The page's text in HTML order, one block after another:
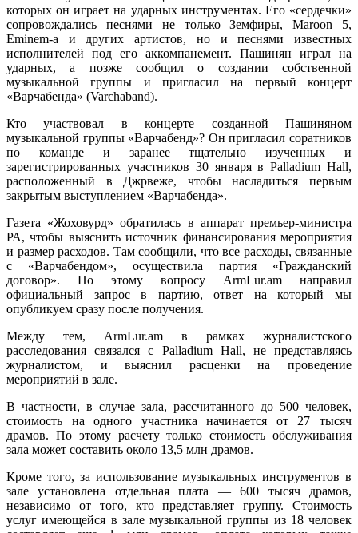
которых он играет на ударных инструментах. Его «сердечки»
сопровождались песнями не только Земфиры, Maroon 5,
Eminem-а и других артистов, но и песнями известных
исполнителей под его аккомпанемент. Пашинян играл на
ударных, а позже сообщил о создании собственной
музыкальной группы и пригласил на первый концерт
«Варчабенда» (Varchaband).
Кто участвовал в концерте созданной Пашиняном
музыкальной группы «Варчабенд»? Он пригласил соратников
по команде и заранее тщательно изученных и
зарегистрированных участников 30 января в Palladium Hall,
расположенный в Джрвеже, чтобы насладиться первым
закрытым выступлением «Варчабенда».
Газета «Жоховурд» обратилась в аппарат премьер-министра
РА, чтобы выяснить источник финансирования мероприятия
и размер расходов. Там сообщили, что все расходы, связанные
с «Варчабендом», осуществила партия «Гражданский
договор». По этому вопросу ArmLur.am направил
официальный запрос в партию, ответ на который мы
опубликуем сразу после получения.
Между тем, ArmLur.am в рамках журналистского
расследования связался с Palladium Hall, не представляясь
журналистом, и выяснил расценки на проведение
мероприятий в зале.
В частности, в случае зала, рассчитанного до 500 человек,
стоимость на одного участника начинается от 27 тысяч
драмов. По этому расчету только стоимость обслуживания
зала может составить около 13,5 млн драмов.
Кроме того, за использование музыкальных инструментов в
зале установлена отдельная плата — 600 тысяч драмов,
независимо от того, кто представляет группу. Стоимость
услуг имеющейся в зале музыкальной группы из 18 человек